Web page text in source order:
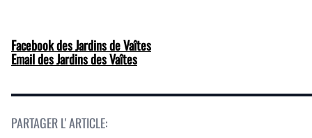
Facebook des Jardins de Vaîtes
Email des Jardins des Vaîtes
PARTAGER L' ARTICLE: